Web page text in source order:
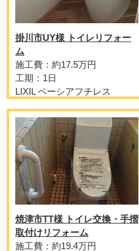
掛川市UY様 トイレリフォー
ム
施工費：約17.5万円
工期：1日
LIXIL ベーシアフチレス
焼津市TT様 トイレ交換・手摺
取付けリフォーム
施工費：約19.4万円